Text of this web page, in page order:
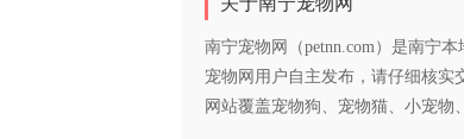
南宁宠物网（petnn.com）是南宁
宠物网用户自主发布，请仔细核实
网站覆盖宠物狗、宠物猫、小宠物